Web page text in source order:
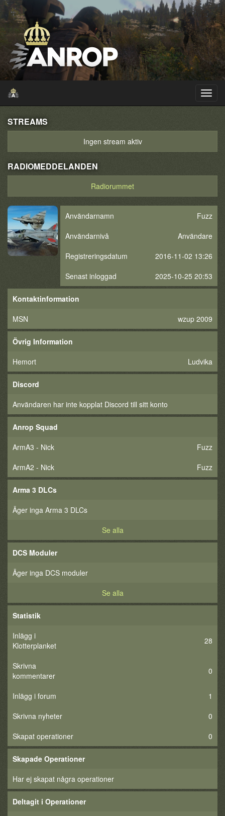
STREAMS
Ingen stream aktiv
RADIOMEDDELANDEN
Radiorummet
Användarnamn
Fuzz
Användarnivå
Användare
Registreringsdatum
2016-11-02 13:26
Senast inloggad
2025-10-25 20:53
Kontaktinformation
MSN
wzup 2009
Övrig Information
Hemort
Ludvika
Discord
Användaren har inte kopplat Discord till sitt konto
Anrop Squad
ArmA3 - Nick
Fuzz
ArmA2 - Nick
Fuzz
Arma 3 DLCs
Äger inga Arma 3 DLCs
Se alla
DCS Moduler
Äger inga DCS moduler
Se alla
Statistik
Inlägg i
Klotterplanket
28
Skrivna
kommentarer
0
Inlägg i forum
1
Skrivna nyheter
0
Skapat operationer
0
Skapade Operationer
Har ej skapat några operationer
Deltagit i Operationer